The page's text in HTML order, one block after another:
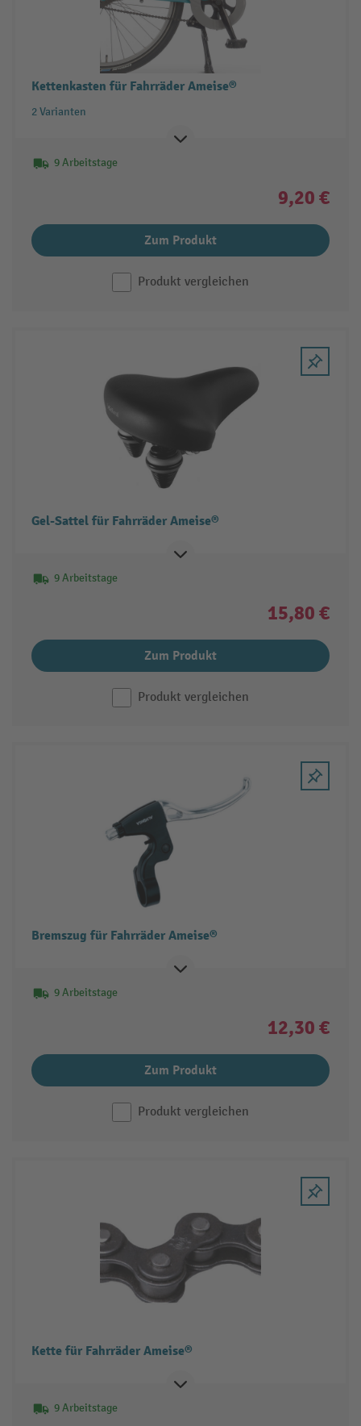
Kettenkasten für Fahrräder Ameise®
2 Varianten
9 Arbeitstage
9,20 €
Zum Produkt
Produkt vergleichen
Gel-Sattel für Fahrräder Ameise®
9 Arbeitstage
15,80 €
Zum Produkt
Produkt vergleichen
Bremszug für Fahrräder Ameise®
9 Arbeitstage
12,30 €
Zum Produkt
Produkt vergleichen
Kette für Fahrräder Ameise®
9 Arbeitstage